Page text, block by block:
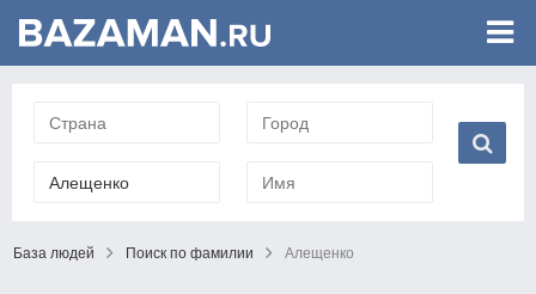
База людей Поиск по фамилии Алещенко